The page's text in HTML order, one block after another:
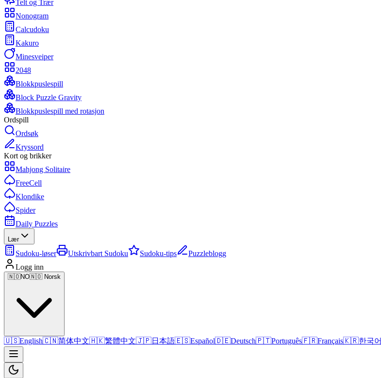
Telt og Trær
Nonogram
Calcudoku
Kakuro
Minesveiper
2048
Blokkpuslespill
Block Puzzle Gravity
Blokkpuslespill med rotasjon
Ordspill
Ordsøk
Kryssord
Kort og brikker
Mahjong Solitaire
FreeCell
Klondike
Spider
Daily Puzzles
Lær
Sudoku-løser Utskrivbart Sudoku Sudoku-tips
Puzzleblogg
Logg inn
🇳🇴NO🇳🇴 Norsk
🇺🇸English🇨🇳简体中文🇭🇰繁體中文🇯🇵日本語🇪🇸Español🇩🇪Deutsch🇵🇹Português🇫🇷Français🇰🇷한국어